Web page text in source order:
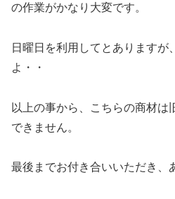
の作業がかなり大変です。
日曜日を利用してとありますが
よ・・
以上の事から、こちらの商材は
できません。
最後までお付き合いいただき、